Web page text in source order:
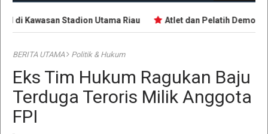
di Kawasan Stadion Utama Riau Atlet dan Pelatih Demo
BERITA UTAMA Politik & Hukum
Eks Tim Hukum Ragukan Baju
Terduga Teroris Milik Anggota
FPI